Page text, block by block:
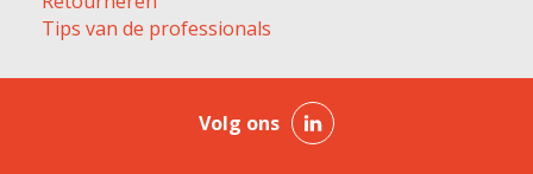
Tips van de professionals
Volg ons